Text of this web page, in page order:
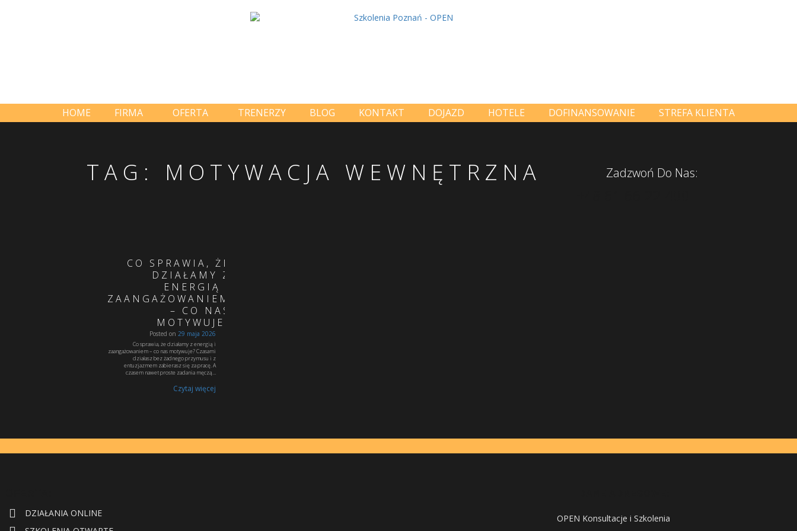
HOME FIRMA OFERTA TRENERZY BLOG KONTAKT DOJAZD HOTELE DOFINANSOWANIE STREFA KLIENTA
TAG: MOTYWACJA WEWNĘTRZNA
CO SPRAWIA, ŻE
DZIAŁAMY Z
ENERGIĄ I
ZAANGAŻOWANIEM
– CO NAS
MOTYWUJE?
Posted on29 maja 2026
Co sprawia, że działamy z energią i
zaangażowaniem – co nas motywuje? Czasami
działasz bez żadnego przymusu i z
entuzjazmem zabierasz się za pracę. A
czasem nawet proste zadania męczą…
Czytaj więcej
Zadzwoń Do Nas:
DZIAŁANIA ONLINE
OPEN Konsultacje i Szkolenia